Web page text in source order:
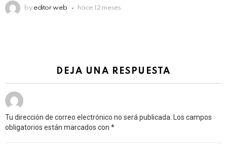
by editor web hace 12 meses
DEJA UNA RESPUESTA
Tu dirección de correo electrónico no será publicada.
Los campos
obligatorios están marcados con *